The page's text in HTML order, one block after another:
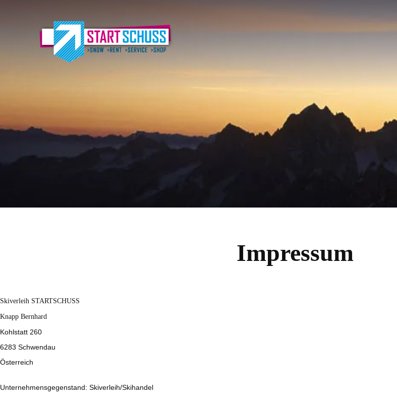
Impressum
Skiverleih STARTSCHUSS
Knapp Bernhard
Kohlstatt 260
6283 Schwendau
Österreich
Unternehmensgegenstand: Skiverleih/Skihandel